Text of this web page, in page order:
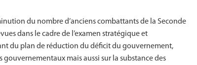
du nombre d’anciens combattants de la Seconde
dans le cadre de l’examen stratégique et
du plan de réduction du déficit du gouvernement,
mais aussi sur la substance des